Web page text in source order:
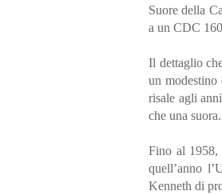
Suore della
a un CDC
Il dettaglio
un modestino
risale agli
che una suora.
Fino al 1958,
quell’anno
Kenneth di